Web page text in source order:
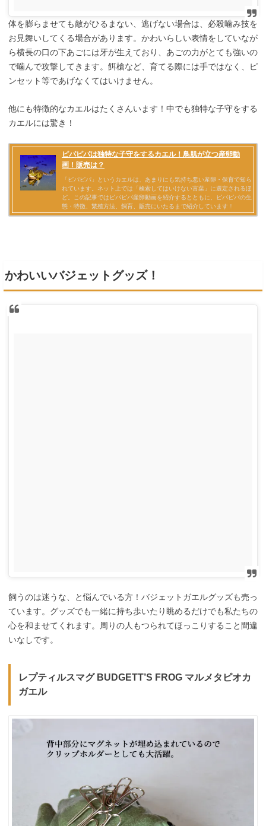
体を膨らませても敵がひるまない、逃げない場合は、必殺噛み技を
お見舞いしてくる場合があります。かわいらしい表情をしていなが
ら横長の口の下あごには牙が生えており、あごの力がとても強いの
で噛んで攻撃してきます。餌槍など、育てる際には手ではなく、ピ
ンセット等であげなくてはいけません。
他にも特徴的なカエルはたくさんいます！中でも独特な子守をする
カエルには驚き！
かわいいバジェットグッズ！
飼うのは迷うな、と悩んでいる方！バジェットガエルグッズも売っ
ています。グッズでも一緒に持ち歩いたり眺めるだけでも私たちの
心を和ませてくれます。周りの人もつられてほっこりすること間違
いなしです。
レプティルスマグ BUDGETT’S FROG マルメタピオカ
ガエル